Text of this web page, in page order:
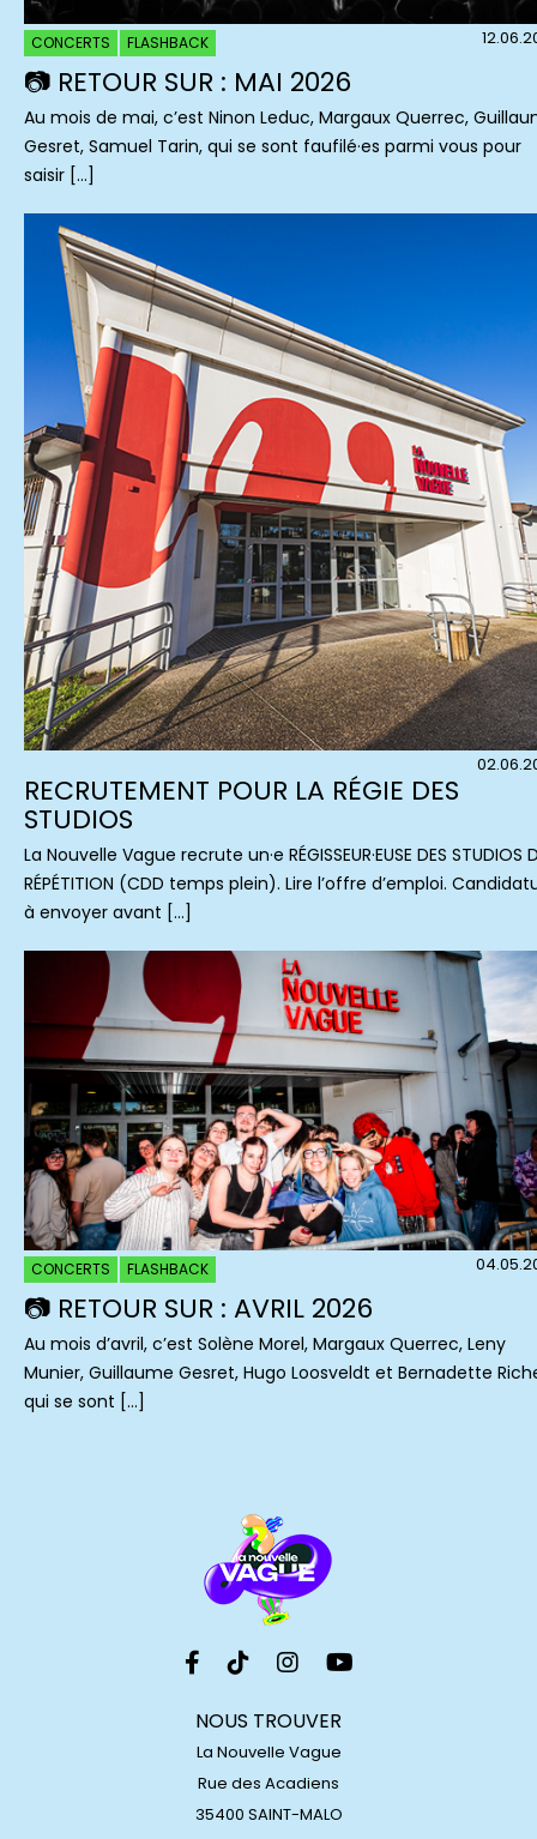
CONCERTS FLASHBACK
📷 RETOUR SUR : MAI 2026
Au mois de mai, c’est Ninon Leduc, Margaux Querrec,
Gesret, Samuel Tarin, qui se sont faufilé·es parmi vous pour
saisir […]
RECRUTEMENT POUR LA RÉGIE DES
STUDIOS
La Nouvelle Vague recrute un·e RÉGISSEUR·EUSE DES STUDIOS
RÉPÉTITION (CDD temps plein). Lire l’offre d’emploi.
à envoyer avant […]
CONCERTS FLASHBACK
📷 RETOUR SUR : AVRIL 2026
Au mois d’avril, c’est Solène Morel, Margaux Querrec, Leny
Munier, Guillaume Gesret, Hugo Loosveldt et Bernadette
qui se sont […]
NOUS TROUVER
La Nouvelle Vague
Rue des Acadiens
35400 SAINT-MALO